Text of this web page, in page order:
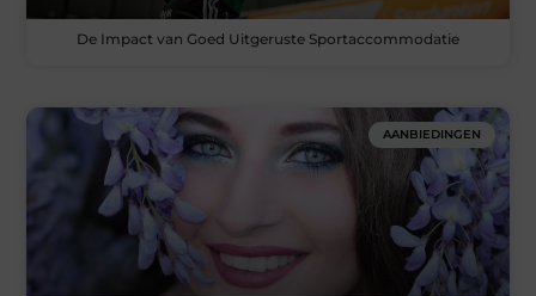
De Impact van Goed Uitgeruste Sportaccommodatie
AANBIEDINGEN